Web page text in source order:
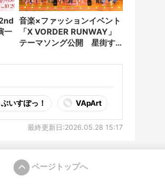
一
音楽×ファッションイベント
「X VORDER RUNWAY」
テーマソング公開 星街す
結
ぶいすぽっ！ VApArt
最終更新日:2026.05.28 15:17
ページトップへ